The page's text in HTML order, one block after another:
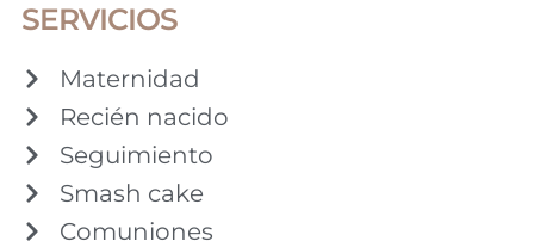
SERVICIOS
Maternidad
Recién nacido
Seguimiento
Smash cake
Comuniones